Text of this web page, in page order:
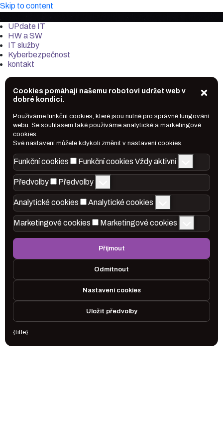
Skip to content
it-market.cz
UPdate IT
HW a SW
IT služby
Kyberbezpečnost
kontakt
Cookies pomáhají našemu robotovi udržet web v
dobré kondici.
Používáme funkční cookies, které jsou nutné pro správné fungování
webu. Se souhlasem také používáme analytické a marketingové
cookies.
Své nastavení můžete kdykoli změnit v nastavení cookies.
Funkční cookies Funkční cookies Vždy aktivní
Předvolby Předvolby
Analytické cookies Analytické cookies
Marketingové cookies Marketingové cookies
Přijmout
Odmítnout
Nastavení cookies
Uložit předvolby
{title}